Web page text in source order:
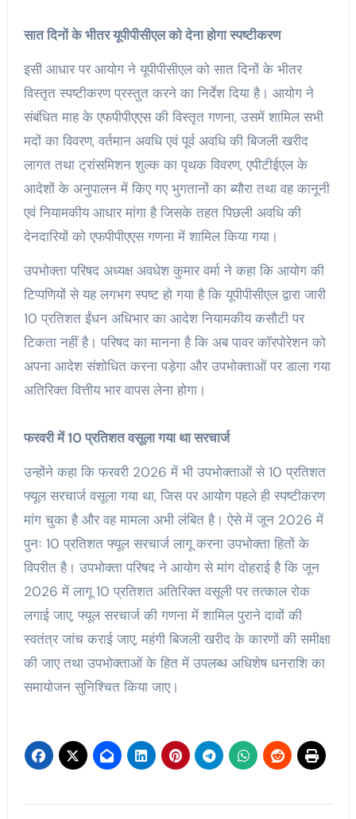
सात दिनों के भीतर यूपीपीसीएल को देना होगा स्पष्टीकरण
इसी आधार पर आयोग ने यूपीपीसीएल को सात दिनों के भीतर
विस्तृत स्पष्टीकरण प्रस्तुत करने का निर्देश दिया है। आयोग ने
संबंधित माह के एफपीपीएएस की विस्तृत गणना, उसमें शामिल सभी
मदों का विवरण, वर्तमान अवधि एवं पूर्व अवधि की बिजली खरीद
लागत तथा ट्रांसमिशन शुल्क का पृथक विवरण, एपीटीईएल के
आदेशों के अनुपालन में किए गए भुगतानों का ब्यौरा तथा वह कानूनी
एवं नियामकीय आधार मांगा है जिसके तहत पिछली अवधि की
देनदारियों को एफपीपीएएस गणना में शामिल किया गया।
उपभोक्ता परिषद अध्यक्ष अवधेश कुमार वर्मा ने कहा कि आयोग की
टिप्पणियों से यह लगभग स्पष्ट हो गया है कि यूपीपीसीएल द्वारा जारी
10 प्रतिशत ईंधन अधिभार का आदेश नियामकीय कसौटी पर
टिकता नहीं है। परिषद का मानना है कि अब पावर कॉरपोरेशन को
अपना आदेश संशोधित करना पड़ेगा और उपभोक्ताओं पर डाला गया
अतिरिक्त वित्तीय भार वापस लेना होगा।
फरवरी में 10 प्रतिशत वसूला गया था सरचार्ज
उन्होंने कहा कि फरवरी 2026 में भी उपभोक्ताओं से 10 प्रतिशत
फ्यूल सरचार्ज वसूला गया था, जिस पर आयोग पहले ही स्पष्टीकरण
मांग चुका है और वह मामला अभी लंबित है। ऐसे में जून 2026 में
पुनः 10 प्रतिशत फ्यूल सरचार्ज लागू करना उपभोक्ता हितों के
विपरीत है। उपभोक्ता परिषद ने आयोग से मांग दोहराई है कि जून
2026 में लागू 10 प्रतिशत अतिरिक्त वसूली पर तत्काल रोक
लगाई जाए, फ्यूल सरचार्ज की गणना में शामिल पुराने दावों की
स्वतंत्र जांच कराई जाए, महंगी बिजली खरीद के कारणों की समीक्षा
की जाए तथा उपभोक्ताओं के हित में उपलब्ध अधिशेष धनराशि का
समायोजन सुनिश्चित किया जाए।